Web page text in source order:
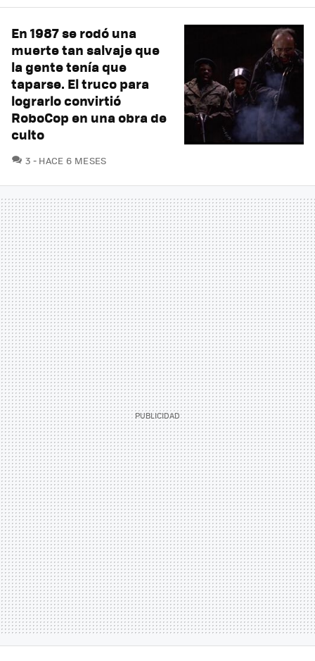
En 1987 se rodó una
muerte tan salvaje que
la gente tenía que
taparse. El truco para
lograrlo convirtió
RoboCop en una obra de
culto
3 COMENTARIOS
HACE 6 MESES